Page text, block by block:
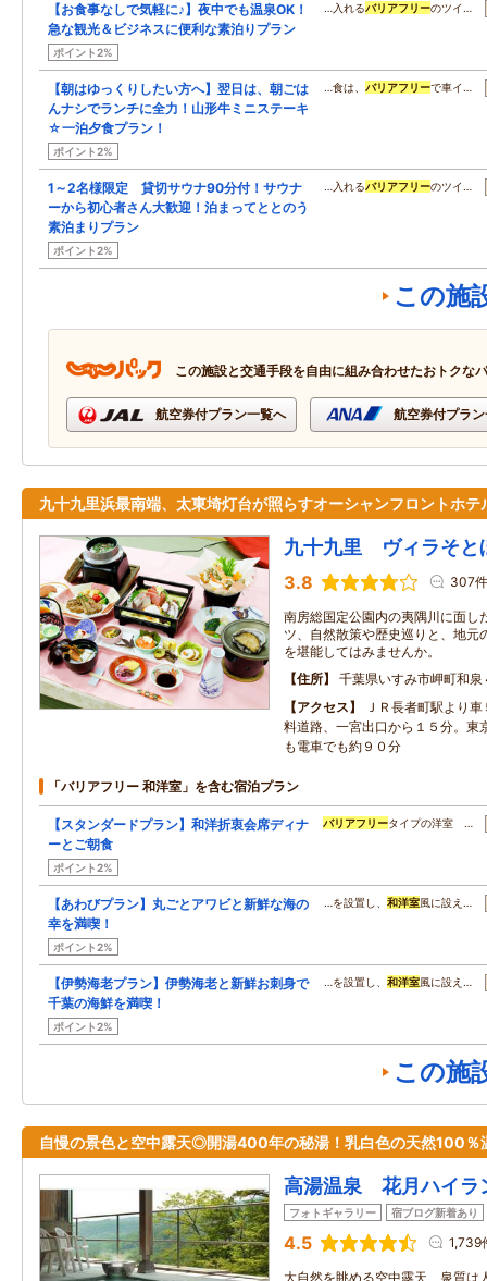
【お食事なしで気軽に♪】夜中でも温泉OK！
急な観光＆ビジネスに便利な素泊りプラン
ポイント2%
…入れるバリアフリーのツイ…
【朝はゆっくりしたい方へ】翌日は、朝ごは
んナシでランチに全力！山形牛ミニステーキ
☆一泊夕食プラン！
ポイント2%
…食は、 バリアフリーで車イ…
1～2名様限定 貸切サウナ90分付！サウナ
ーから初心者さん大歓迎！泊まってととのう
素泊まりプラン
ポイント2%
…入れるバリアフリーのツイ…
この施
この施設と交通手段を自由に組み合わせたおトクな
航空券付プラン一覧へ 航空券付プラ
九十九里浜最南端、太東埼灯台が照らすオーシャンフロントホテ
九十九里 ヴィラそと
3.8 307件
南房総国定公園内の夷隅川に面し
ツ、自然散策や歴史巡りと、地元
を堪能してはみませんか。
住所
千葉県いすみ市岬町和泉
アクセス
ＪＲ長者町駅より
料道路、一宮出口から１５分。東
も電車でも約９０分
「バリアフリー 和洋室」を含む宿泊プラン
【スタンダードプラン】和洋折衷会席ディナ
ーとご朝食
ポイント2%
バリアフリータイプの洋室 …
【あわびプラン】丸ごとアワビと新鮮な海の
幸を満喫！
ポイント2%
…を設置し、 和洋室風に設え…
【伊勢海老プラン】伊勢海老と新鮮お刺身で
千葉の海鮮を満喫！
ポイント2%
…を設置し、 和洋室風に設え…
この施
自慢の景色と空中露天◎開湯400年の秘湯！乳白色の天然100％
高湯温泉 花月ハイラ
フォトギャラリー 宿ブログ新着あり
4.5 1,739
大自然を眺める空中露天、泉質は